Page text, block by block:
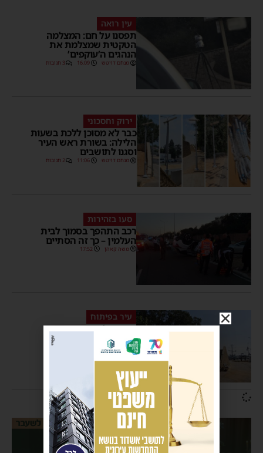
עין רואה
תפסנו על חם: המצלמה
הטקטית שמצלמת את
הנהגים ה’עוקפים’
מנחם דויטש 16:09 3 תגובות
ירוק וחסכוני
כבר לא מסוכן ללכת בשעות
הלילה: בשורת ראש העיר
וסגנו לתושבים
מנחם דויטש 11:06 2 תגובות
סעו בזהירות
רכב התהפך בסמוך לבית
העלמין – כך זה הסתיים
משה קאהן 17:52
עיר בפיתוח
צפו: טיילת משה סנה
התחדשה ושודרגה
משה קאהן